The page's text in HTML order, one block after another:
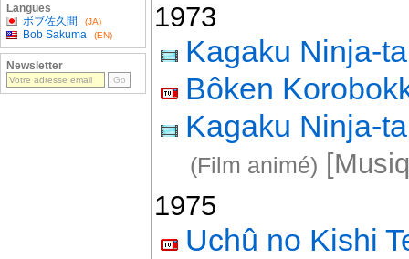
1973
Kagaku Ninja-
Bôken
Kagaku Ninja-
(Film animé)
1975
Uchû no Kishi
Langues
ボブ佐久間
(JA)
Bob Sakuma (EN)
Newsletter